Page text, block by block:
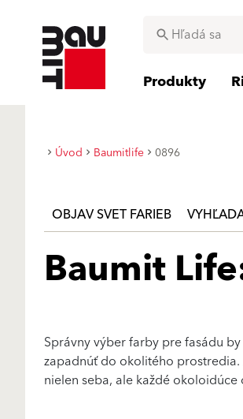
Produkty
Úvod Baumitlife 0896
OBJAV SVET FARIEB
Baumit
Správny výber farby pre fasádu
zapadnúť do okolitého
nielen seba, ale každé okoloidúce